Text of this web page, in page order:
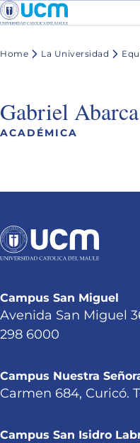
Home La Universidad
Gabriel
ACADÉMICA
Campus San Miguel
Avenida San Miguel
298 6000
Campus Nuestra
Carmen 684, Curicó.
Campus San Isidro